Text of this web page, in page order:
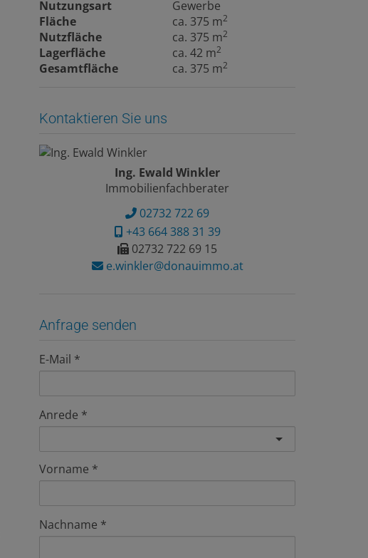
Nutzungsart
Gewerbe
Fläche
ca. 375 m2
Nutzfläche ca. 375 m2
Lagerfläche ca. 42 m2
Gesamtfläche ca. 375 m2
Kontaktieren Sie uns
Ing. Ewald Winkler
Immobilienfachberater
02732 722 69
+43 664 388 31 39
02732 722 69 15
e.winkler@donauimmo.at
Anfrage senden
E-Mail
Anrede
Vorname
Nachname